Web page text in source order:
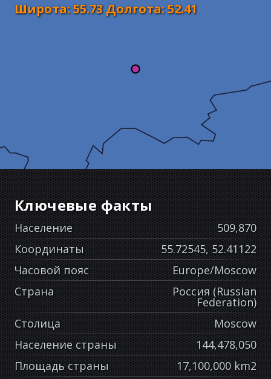
Широта:55.73 Долгота:52.41
Ключевые факты
Население
509,870
Координаты
55.72545, 52.41122
Часовой пояс
Europe/Moscow
Страна
Россия (Russian
Federation)
Столица
Moscow
Население страны
144,478,050
Площадь страны
17,100,000 km2